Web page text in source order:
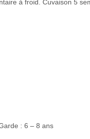
à froid. Cuvaison 5
: 6 – 8 ans